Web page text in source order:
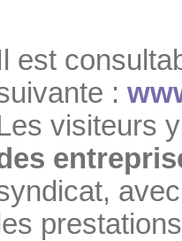
est
:
visiteurs
les